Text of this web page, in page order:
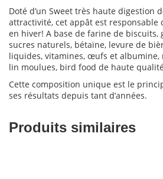
Doté d’un Sweet très haute digestion
attractivité, cet appât est responsable
en hiver! A base de farine de biscuits,
sucres naturels, bétaïne, levure de
liquides, vitamines, œufs et albumine,
lin moulues, bird food de haute
Cette composition unique est le
ses résultats depuis tant d’années.
Produits similaires